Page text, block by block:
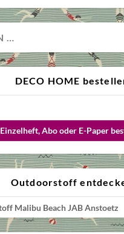
DECO HOME
Einzelheft, Abo oder E-Paper
Outdoorstoff